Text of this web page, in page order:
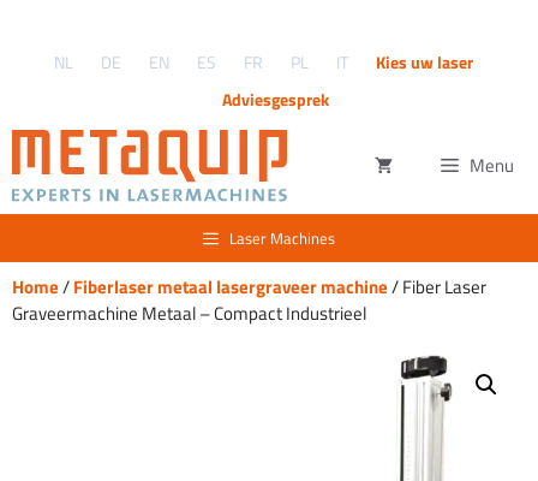
NL DE EN ES FR PL IT
Kies uw laser
Adviesgesprek
Menu
Laser Machines
Home/Fiberlaser metaal lasergraveer machine/ Fiber Laser
Graveermachine Metaal – Compact Industrieel